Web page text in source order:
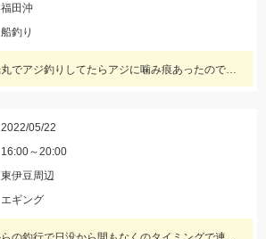
福田沖
船釣り
福田漁港 磯光丸でアジ釣りしてたらアジに噛み痕あったので船長の許可もらって泳がせしていっぱつでした。
2022/05/22
16:00～20:00
東伊豆周辺
エギング